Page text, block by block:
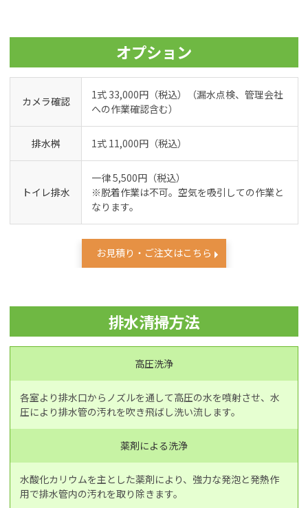
オプション
カメラ確認
1式 33,000円（税込）（漏水点検、管理会社
への作業確認含む）
排水桝 1式 11,000円（税込）
トイレ排水
一律 5,500円（税込）
※脱着作業は不可。空気を吸引しての作業と
なります。
お見積り・ご注文はこちら
排水清掃方法
高圧洗浄
各室より排水口からノズルを通して高圧の水を噴射させ、水
圧により排水管の汚れを吹き飛ばし洗い流します。
薬剤による洗浄
水酸化カリウムを主とした薬剤により、強力な発泡と発熱作
用で排水管内の汚れを取り除きます。